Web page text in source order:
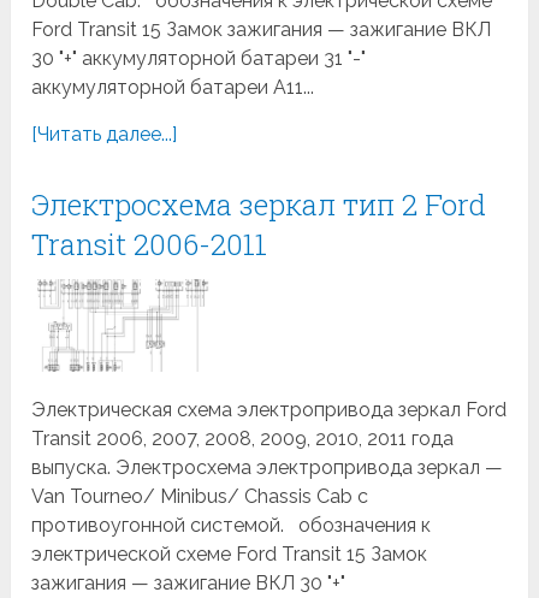
Ford Transit 15 Замок зажигания — зажигание ВКЛ
30 "+" аккумуляторной батареи 31 "-"
аккумуляторной батареи A11...
[Читать далее...]
Электросхема зеркал тип 2 Ford
Transit 2006-2011
Электрическая схема электропривода зеркал Ford
Transit 2006, 2007, 2008, 2009, 2010, 2011 года
выпуска. Электросхема электропривода зеркал —
Van Tourneo/ Minibus/ Chassis Cab с
противоугонной системой. обозначения к
электрической схеме Ford Transit 15 Замок
зажигания — зажигание ВКЛ 30 "+"